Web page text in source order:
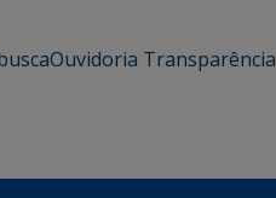
Ouvidoria Transparência